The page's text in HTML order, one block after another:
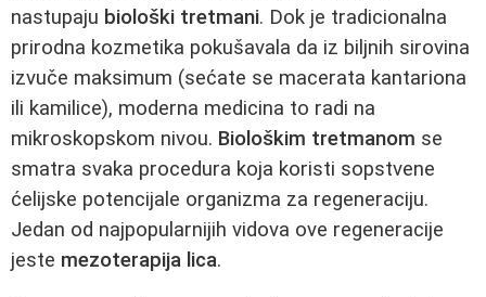
nastupaju biološki tretmani. Dok je tradicionalna
prirodna kozmetika pokušavala da iz biljnih sirovina
izvuče maksimum (sećate se macerata kantariona
ili kamilice), moderna medicina to radi na
mikroskopskom nivou. Biološkim tretmanom se
smatra svaka procedura koja koristi sopstvene
ćelijske potencijale organizma za regeneraciju.
Jedan od najpopularnijih vidova ove regeneracije
jeste mezoterapija lica.